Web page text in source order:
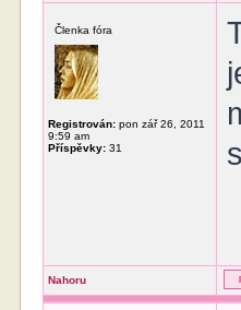
Členka fóra
Registrován: pon zář 26, 2011
9:59 am
Příspěvky: 31
Nahoru